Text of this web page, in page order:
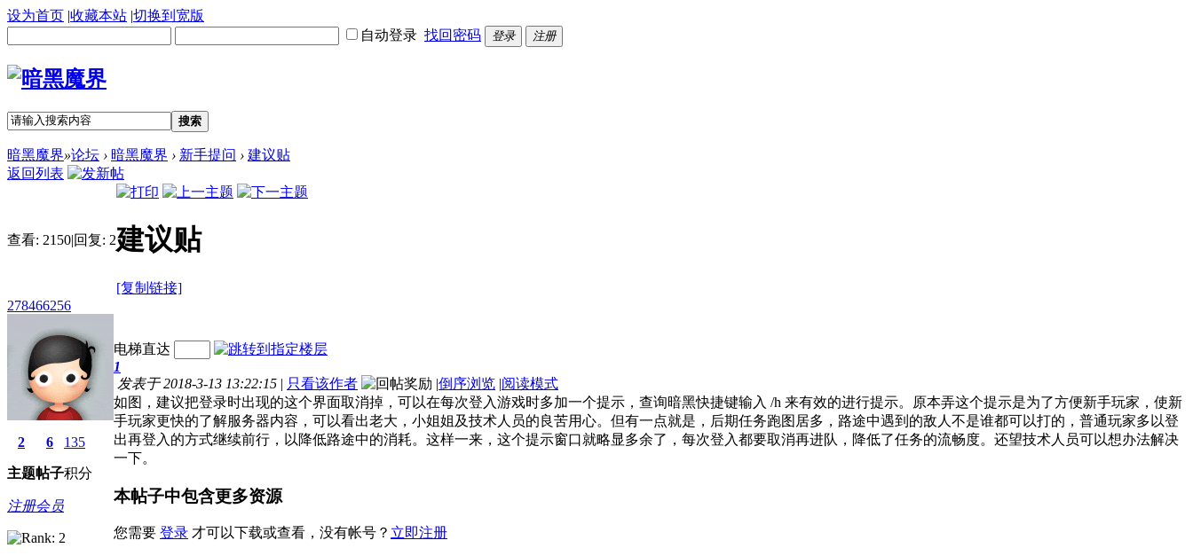
设为首页 |收藏本站 |切换到宽版
自动登录 找回密码 登录 注册
搜索
暗黑魔界»论坛 › 暗黑魔界 › 新手提问 › 建议贴
返回列表
查看: 2150|回复: 2建议贴
[复制链接]
278466256
2
主题
6
帖子
135
积分
注册会员
电梯直达
1
发表于 2018-3-13 13:22:15 | 只看该作者 |倒序浏览 |阅读模式
如图，建议把登录时出现的这个界面取消掉，可以在每次登入游戏时多加一个提示，查询暗黑快捷键输入 /h 来有效的进行提示。原本弄这个提示是为了方便新手玩家，使新
手玩家更快的了解服务器内容，可以看出老大，小姐姐及技术人员的良苦用心。但有一点就是，后期任务跑图居多，路途中遇到的敌人不是谁都可以打的，普通玩家多以登
出再登入的方式继续前行，以降低路途中的消耗。这样一来，这个提示窗口就略显多余了，每次登入都要取消再进队，降低了任务的流畅度。还望技术人员可以想办法解决
一下。
本帖子中包含更多资源
您需要 登录 才可以下载或查看，没有帐号？ 立即注册